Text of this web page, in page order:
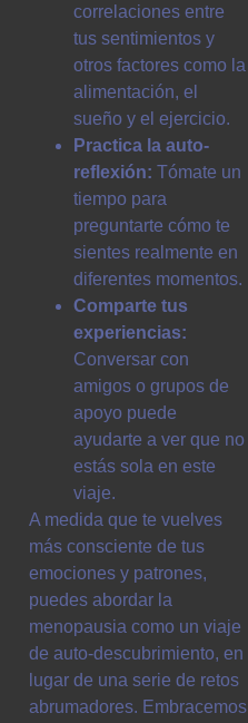
correlaciones entre
tus sentimientos y
otros factores como la
alimentación, el
sueño y el ejercicio.
Practica la auto-
reflexión: Tómate un
tiempo para
preguntarte cómo te
sientes realmente en
diferentes momentos.
Comparte tus
experiencias:
Conversar con
amigos o grupos de
apoyo puede
ayudarte a ver que no
estás sola en este
viaje.
A medida que te vuelves
más consciente de tus
emociones y patrones,
puedes abordar la
menopausia como un viaje
de auto-descubrimiento, en
lugar de una serie de retos
abrumadores. Embracemos